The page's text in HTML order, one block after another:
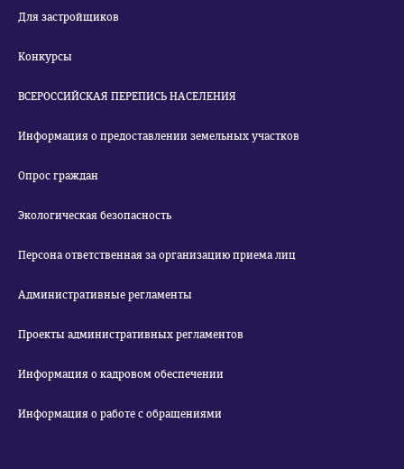
Для застройщиков
Конкурсы
ВСЕРОССИЙСКАЯ ПЕРЕПИСЬ НАСЕЛЕНИЯ
Информация о предоставлении земельных участков
Опрос граждан
Экологическая безопасность
Персона ответственная за организацию приема лиц
Административные регламенты
Проекты административных регламентов
Информация о кадровом обеспечении
Информация о работе с обращениями